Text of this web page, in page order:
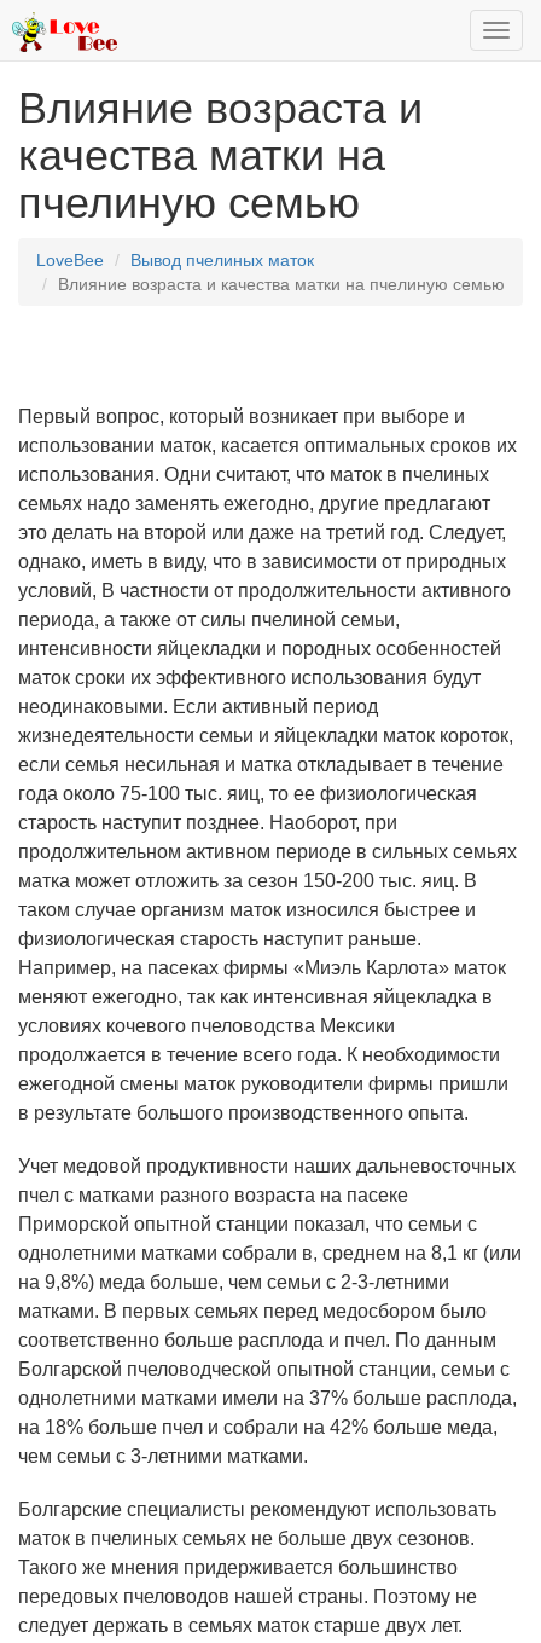
Влияние возраста и
качества матки на
пчелиную семью
LoveBee
Вывод пчелиных маток
Влияние возраста и качества матки на пчелиную семью
Первый вопрос, который возникает при выборе и
использовании маток, касается оптимальных сроков их
использования. Одни считают, что маток в пчелиных
семьях надо заменять ежегодно, другие предлагают
это делать на второй или даже на третий год. Следует,
однако, иметь в виду, что в зависимости от природных
условий, В частности от продолжительности активного
периода, а также от силы пчелиной семьи,
интенсивности яйцекладки и породных особенностей
маток сроки их эффективного использования будут
неодинаковыми. Если активный период
жизнедеятельности семьи и яйцекладки маток короток,
если семья несильная и матка откладывает в течение
года около 75-100 тыс. яиц, то ее физиологическая
старость наступит позднее. Наоборот, при
продолжительном активном периоде в сильных семьях
матка может отложить за сезон 150-200 тыс. яиц. В
таком случае организм маток износился быстрее и
физиологическая старость наступит раньше.
Например, на пасеках фирмы «Миэль Карлота» маток
меняют ежегодно, так как интенсивная яйцекладка в
условиях кочевого пчеловодства Мексики
продолжается в течение всего года. К необходимости
ежегодной смены маток руководители фирмы пришли
в результате большого производственного опыта.
Учет медовой продуктивности наших дальневосточных
пчел с матками разного возраста на пасеке
Приморской опытной станции показал, что семьи с
однолетними матками собрали в, среднем на 8,1 кг (или
на 9,8%) меда больше, чем семьи с 2-3-летними
матками. В первых семьях перед медосбором было
соответственно больше расплода и пчел. По данным
Болгарской пчеловодческой опытной станции, семьи с
однолетними матками имели на 37% больше расплода,
на 18% больше пчел и собрали на 42% больше меда,
чем семьи с 3-летними матками.
Болгарские специалисты рекомендуют использовать
маток в пчелиных семьях не больше двух сезонов.
Такого же мнения придерживается большинство
передовых пчеловодов нашей страны. Поэтому не
следует держать в семьях маток старше двух лет.